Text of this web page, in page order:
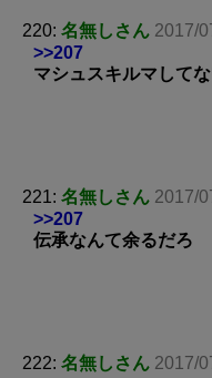
220: 名無しさん 2017/
>>207
マシュスキルマして
221: 名無しさん 2017/
>>207
伝承なんて余るだろ
222: 名無しさん 2017/